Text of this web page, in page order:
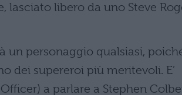
lasciato libero da uno Steve
un personaggio qualsiasi,
dei supereroi più meritevoli. E’
a parlare a Stephen